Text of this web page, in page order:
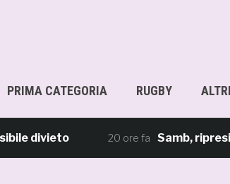
PRIMA CATEGORIA RUGBY ALTRI
divieto 20 ore fa Samb, ripresi gli